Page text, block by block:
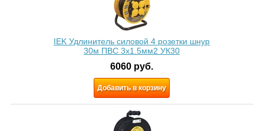
IEK Удлинитель силовой 4 розетки шнур
30м ПВС 3х1.5мм2 УК30
6060 руб.
Добавить в корзину